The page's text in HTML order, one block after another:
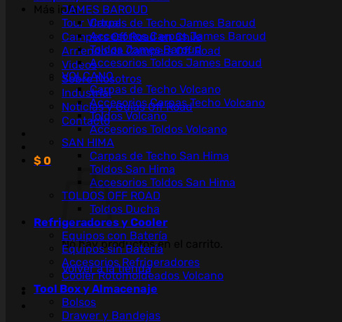
Más info
Tour Virtual
Campers Off Road en Chile
Arriendo de Campers Off Road
Videos
Sobre Nosotros
Industrial
Noticias y Guías Off Road
Contacto
$0
No hay productos en el carrito.
Volver a la tienda
JAMES BAROUD
Carpas de Techo James Baroud
Accesorios Carpas James Baroud
Toldos James Baroud
Accesorios Toldos James Baroud
VOLCANO
Carpas de Techo Volcano
Accesorios Carpas Techo Volcano
Toldos Volcano
Accesorios Toldos Volcano
SAN HIMA
Carpas de Techo San Hima
Toldos San Hima
Accesorios Toldos San Hima
TOLDOS OFF ROAD
Toldos Ducha
Refrigeradores y Cooler
Equipos con Batería
Equipos sin Batería
Accesorios Refrigeradores
Cooler Rotomoldeados Volcano
Tool Box y Almacenaje
Bolsos
Drawer y Bandejas